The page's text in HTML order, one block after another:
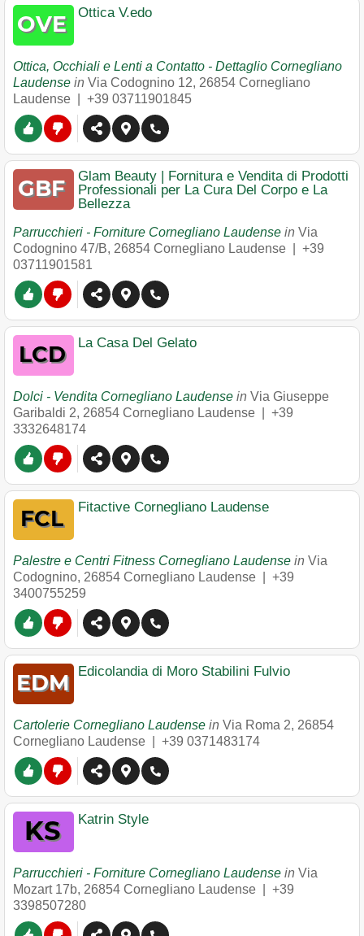
Ottica V.edo
Ottica, Occhiali e Lenti a Contatto - Dettaglio Cornegliano
Laudense in Via Codognino 12, 26854 Cornegliano
Laudense
+39 03711901845
Glam Beauty | Fornitura e Vendita di Prodotti
Professionali per La Cura Del Corpo e La
Bellezza
Parrucchieri - Forniture Cornegliano Laudense in Via
Codognino 47/B, 26854 Cornegliano Laudense
+39
03711901581
La Casa Del Gelato
Dolci - Vendita Cornegliano Laudense in Via Giuseppe
Garibaldi 2, 26854 Cornegliano Laudense
+39
3332648174
Fitactive Cornegliano Laudense
Palestre e Centri Fitness Cornegliano Laudense in Via
Codognino, 26854 Cornegliano Laudense
+39
3400755259
Edicolandia di Moro Stabilini Fulvio
Cartolerie Cornegliano Laudense in Via Roma 2, 26854
Cornegliano Laudense
+39 0371483174
Katrin Style
Parrucchieri - Forniture Cornegliano Laudense in Via
Mozart 17b, 26854 Cornegliano Laudense
+39
3398507280